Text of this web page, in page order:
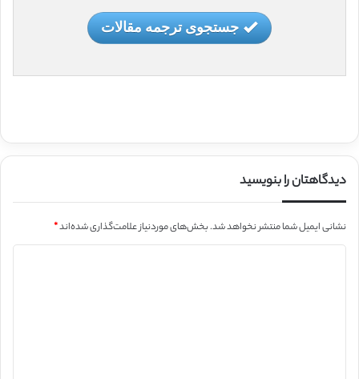
جستجوی ترجمه مقالات
دیدگاهتان را بنویسید
نشانی ایمیل شما منتشر نخواهد شد.بخش‌های موردنیاز علامت‌گذاری شده‌اند*